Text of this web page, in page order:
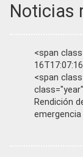
Noticias
<span
<span
Rendición